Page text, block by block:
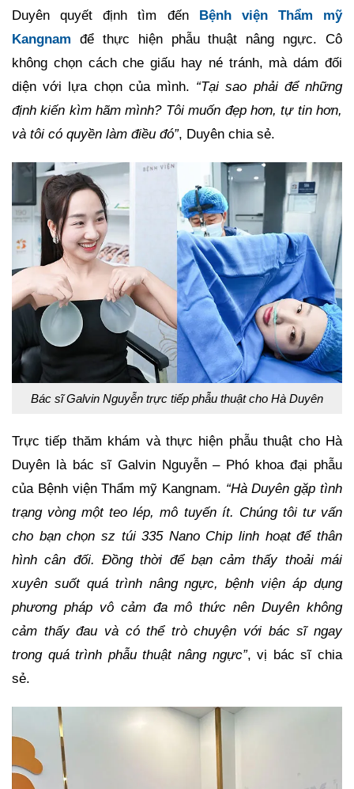
Duyên quyết định tìm đến Bệnh viện Thẩm mỹ
Kangnam để thực hiện phẫu thuật nâng ngực. Cô
không chọn cách che giấu hay né tránh, mà dám đối
diện với lựa chọn của mình. “Tại sao phải để những
định kiến kìm hãm mình? Tôi muốn đẹp hơn, tự tin hơn,
và tôi có quyền làm điều đó”, Duyên chia sẻ.
Bác sĩ Galvin Nguyễn trực tiếp phẫu thuật cho Hà Duyên
Trực tiếp thăm khám và thực hiện phẫu thuật cho Hà
Duyên là bác sĩ Galvin Nguyễn – Phó khoa đại phẫu
của Bệnh viện Thẩm mỹ Kangnam. “Hà Duyên gặp tình
trạng vòng một teo lép, mô tuyến ít. Chúng tôi tư vấn
cho bạn chọn sz túi 335 Nano Chip linh hoạt để thân
hình cân đối. Đồng thời để bạn cảm thấy thoải mái
xuyên suốt quá trình nâng ngực, bệnh viện áp dụng
phương pháp vô cảm đa mô thức nên Duyên không
cảm thấy đau và có thể trò chuyện với bác sĩ ngay
trong quá trình phẫu thuật nâng ngực”, vị bác sĩ chia
sẻ.